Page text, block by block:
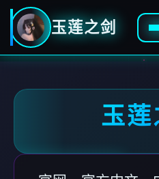
玉莲之剑
玉莲